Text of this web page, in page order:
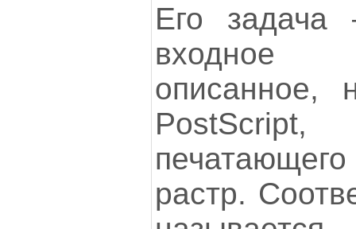
Его задача
входное
описанное,
растр.